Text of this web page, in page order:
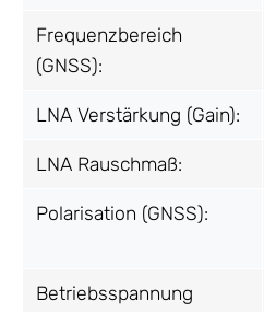
Frequenzbereich
(GNSS):
LNA Verstärkung (Gain):
LNA Rauschmaß:
Polarisation (GNSS):
Betriebsspannung